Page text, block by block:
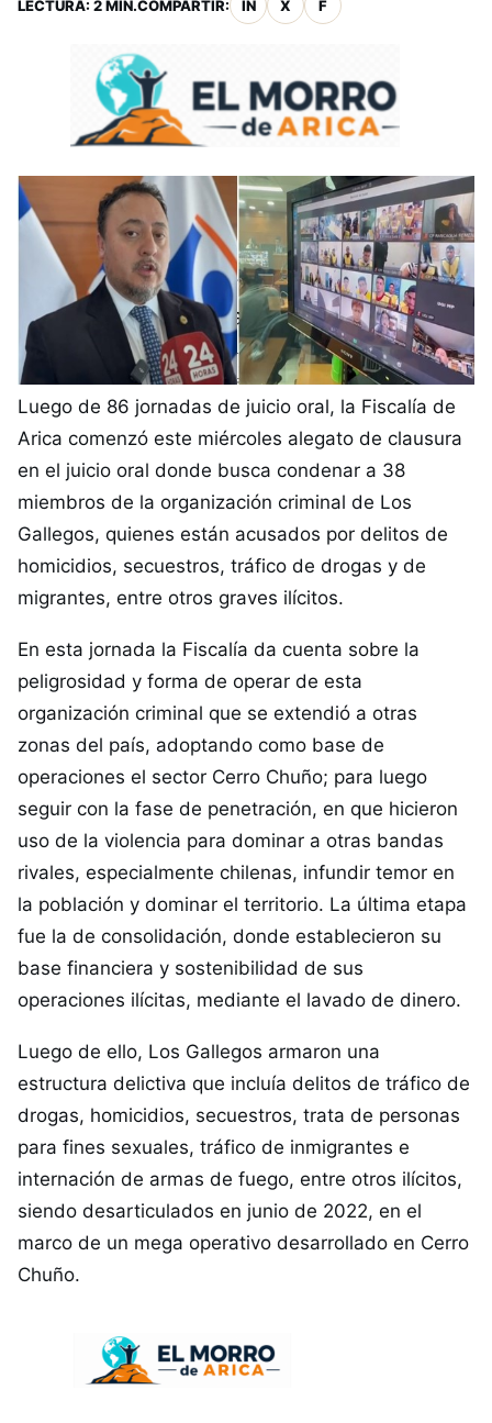
LECTURA: 2 MIN.COMPARTIR: IN X F
Luego de 86 jornadas de juicio oral, la Fiscalía de
Arica comenzó este miércoles alegato de clausura
en el juicio oral donde busca condenar a 38
miembros de la organización criminal de Los
Gallegos, quienes están acusados por delitos de
homicidios, secuestros, tráfico de drogas y de
migrantes, entre otros graves ilícitos.
En esta jornada la Fiscalía da cuenta sobre la
peligrosidad y forma de operar de esta
organización criminal que se extendió a otras
zonas del país, adoptando como base de
operaciones el sector Cerro Chuño; para luego
seguir con la fase de penetración, en que hicieron
uso de la violencia para dominar a otras bandas
rivales, especialmente chilenas, infundir temor en
la población y dominar el territorio. La última etapa
fue la de consolidación, donde establecieron su
base financiera y sostenibilidad de sus
operaciones ilícitas, mediante el lavado de dinero.
Luego de ello, Los Gallegos armaron una
estructura delictiva que incluía delitos de tráfico de
drogas, homicidios, secuestros, trata de personas
para fines sexuales, tráfico de inmigrantes e
internación de armas de fuego, entre otros ilícitos,
siendo desarticulados en junio de 2022, en el
marco de un mega operativo desarrollado en Cerro
Chuño.